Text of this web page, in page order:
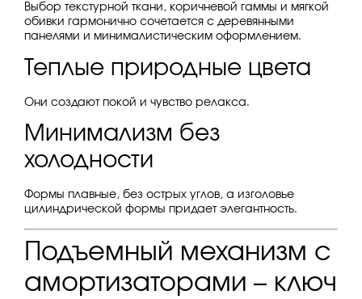
Выбор текстурной ткани, коричневой гаммы и мягкой
обивки гармонично сочетается с деревянными
панелями и минималистическим оформлением.
Теплые природные цвета
Они создают покой и чувство релакса.
Минимализм без
холодности
Формы плавные, без острых углов, а изголовье
цилиндрической формы придает элегантность.
Подъемный механизм с
амортизаторами – ключ